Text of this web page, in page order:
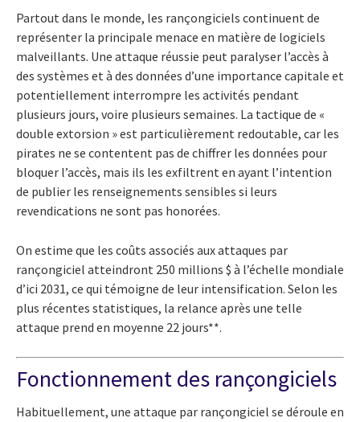
Partout dans le monde, les rançongiciels continuent de
représenter la principale menace en matière de logiciels
malveillants. Une attaque réussie peut paralyser l’accès à
des systèmes et à des données d’une importance capitale et
potentiellement interrompre les activités pendant
plusieurs jours, voire plusieurs semaines. La tactique de «
double extorsion » est particulièrement redoutable, car les
pirates ne se contentent pas de chiffrer les données pour
bloquer l’accès, mais ils les exfiltrent en ayant l’intention
de publier les renseignements sensibles si leurs
revendications ne sont pas honorées.
On estime que les coûts associés aux attaques par
rançongiciel atteindront 250 millions $ à l’échelle mondiale
d’ici 2031, ce qui témoigne de leur intensification. Selon les
plus récentes statistiques, la relance après une telle
attaque prend en moyenne 22 jours**.
Fonctionnement des rançongiciels
Habituellement, une attaque par rançongiciel se déroule en